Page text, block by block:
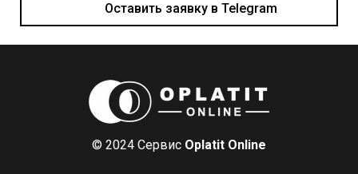
Оставить заявку в Telegram
© 2024 Сервис Oplatit Online